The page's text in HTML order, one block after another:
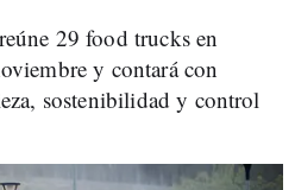
29 food trucks en
y contará con
sostenibilidad y control